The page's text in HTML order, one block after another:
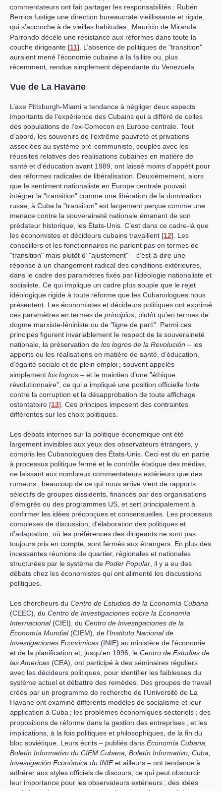
commentateurs ont fait partager les responsabilités : Rubén
Berrios fustige une direction bureaucrate vieillissante et rigide,
qui s’accroche à de vieilles habitudes ; Mauricio de Miranda
Parrondo décèle une résistance aux réformes dans toute la
couche dirigeante [11] . L’absence de politiques de "transition"
auraient mené l’économie cubaine à la faillite ou, plus
récemment, rendue simplement dépendante du Venezuela.
Vue de La Havane
L’axe Pittsburgh-Miami a tendance à négliger deux aspects
importants de l’expérience des Cubains qui a différé de celles
des populations de l’ex-Comecon en Europe centrale. Tout
d’abord, les souvenirs de l’extrême pauvreté et privations
associées au système pré-communiste, couplés avec les
réussites relatives des réalisations cubaines en matière de
santé et d’éducation avant 1989, ont laissé moins d’appétit pour
des réformes radicales de libéralisation. Deuxièmement, alors
que le sentiment nationaliste en Europe centrale pouvait
intégrer la "transition" comme une libération de la domination
russe, à Cuba la "transition" est largement perçue comme une
menace contre la souveraineté nationale émanant de son
prédateur historique, les États-Unis. C’est dans ce cadre-là que
les économistes et décideurs cubains travaillent [12] . Les
conseillers et les fonctionnaires ne parlent pas en termes de
"transition" mais plutôt d’ "ajustement" – c’est-à-dire une
réponse à un changement radical des conditions extérieures,
dans le cadre des paramètres fixés par l’idéologie nationaliste et
socialiste. Ce qui implique un cadre plus souple que le rejet
idéologique rigide à toute réforme que les Cubanologues nous
présentent. Les économistes et décideurs politiques ont exprimé
ces paramètres en termes de principios , plutôt qu’en termes de
dogme marxiste-léniniste ou de "ligne de parti". Parmi ces
principes figurent invariablement le respect de la souveraineté
nationale, la préservation de los logros de la Revolución – les
apports ou les réalisations en matière de santé, d’éducation,
d’égalité sociale et de plein emploi ; souvent appelés
simplement los logros – et le maintien d’une "éthique
révolutionnaire", ce qui a impliqué une position officielle forte
contre la corruption et la désapprobation de toute affichage
ostentatoire [13] . Ces principes imposent des contraintes
différentes sur les choix politiques.
Les débats internes sur la politique économique ont été
largement invisibles aux yeux des observateurs étrangers, y
compris les Cubanologues des États-Unis. Ceci est du en partie
à processus politique fermé et le contrôle étatique des médias,
ne laissant aux nombreux commentateurs extérieurs que des
rumeurs ; beaucoup de ce qui nous arrive vient de rapports
sélectifs de groupes dissidents, financés par des organisations
d’émigrés ou des programmes US , et sert principalement à
confirmer les idées préconçues et consensuelles. Les processus
complexes de discussion, d’élaboration des politiques et
d’adaptation, où les préférences des dirigeants ne sont pas
toujours pris en compte, sont fermés aux étrangers. En plus des
incessantes réunions de quartier, régionales et nationales
structurées par le système de Poder Popular , il y a eu des
débats chez les économistes qui ont alimenté les discussions
politiques.
Les chercheurs du Centro de Estudios de la Economía Cubana
(CEEC), du Centro de Investigaciones sobre la Economía
Internacional(CIEI), du Centro de Investigaciones de la
Economía Mundial(CIEM), de l’Instituto Nacional de
Investigaciones Económicas (INIE) au ministère de l’économie
et de la planification et, jusqu’en 1996, le Centro de Estudias de
las Americas (CEA), ont participé à des séminaires réguliers
avec les décideurs politiques, pour identifier les faiblesses du
système actuel et débattre des remèdes. Des groupes de travail
créés par un programme de recherche de l’Université de La
Havane ont examiné différents modèles de socialisme et leur
application à Cuba ; les problèmes économiques sectoriels ; des
propositions de réforme dans la gestion des entreprises ; et les
implications, à la fois politiques et philosophiques, de la fin du
bloc soviétique. Leurs écrits – publiés dans Economía Cubana,
Boletín Informativo du CIEM Cubana, Boletín Informativo, Cuba,
Investigación Económica du INIEet ailleurs – ont tendance à
adhérer aux styles officiels de discours, ce qui peut obscurcir
leur importance pour les observateurs extérieurs ; des idées